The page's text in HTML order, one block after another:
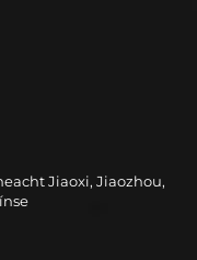
Jiaoxi, Jiaozhou,